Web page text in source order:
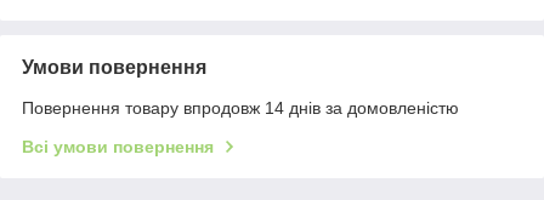
Умови повернення
Повернення товару впродовж 14 днів за домовленістю
Всі умови повернення